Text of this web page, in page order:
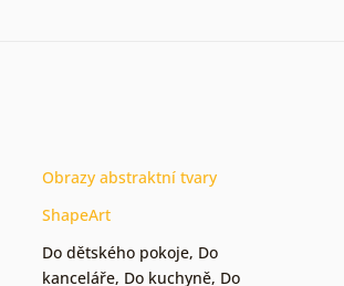
Obrazy abstraktní tvary
ShapeArt
Do dětského pokoje, Do
kanceláře, Do kuchyně, Do